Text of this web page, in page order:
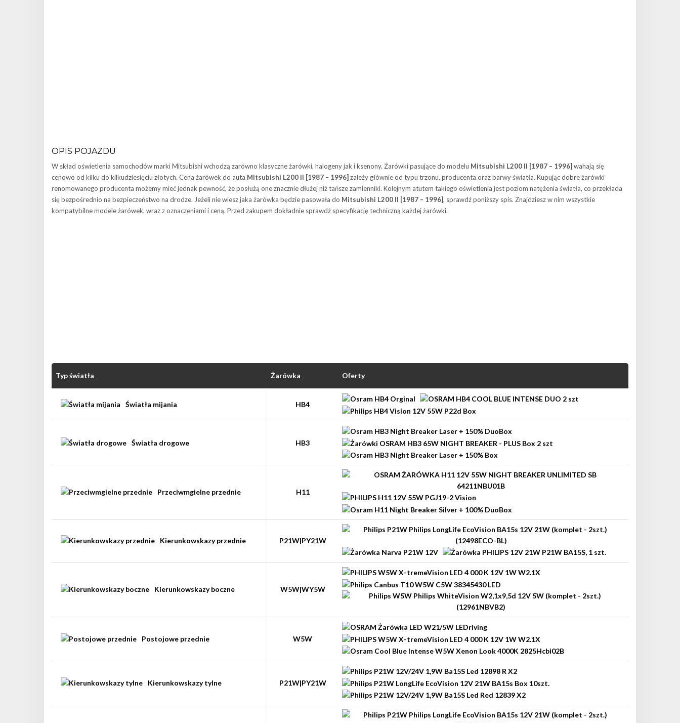
OPIS POJAZDU
W skład oświetlenia samochodów marki Mitsubishi wchodzą zarówno klasyczne żarówki, halogeny jak i ksenony. Żarówki pasujące do modelu Mitsubishi L200 II [1987 – 1996] wahają się
cenowo od kilku do kilkudziesięciu złotych. Cena żarówek do auta Mitsubishi L200 II [1987 – 1996] zależy głównie od typu trzonu, producenta oraz barwy światła. Kupując dobre żarówki
renomowanego producenta możemy mieć jednak pewność, że posłużą one znacznie dłużej niż tańsze zamienniki. Kolejnym atutem takiego oświetlenia jest poziom natężenia światła, co przekłada
się bezpośrednio na bezpieczeństwo na drodze. Jeżeli nie wiesz jaka żarówka będzie pasowała do Mitsubishi L200 II [1987 – 1996], sprawdź poniższy spis. Znajdziesz w nim wszystkie
kompatybilne modele żarówek, wraz z oznaczeniami i ceną. Przed zakupem dokładnie sprawdź specyfikację techniczną każdej żarówki.
Typ światła Żarówka Oferty
Światła mijania HB4
Światła drogowe HB3
Przeciwmgielne przednie H11
Kierunkowskazy przednie P21W|PY21W
Kierunkowskazy boczne W5W|WY5W
Postojowe przednie W5W
Kierunkowskazy tylne P21W|PY21W